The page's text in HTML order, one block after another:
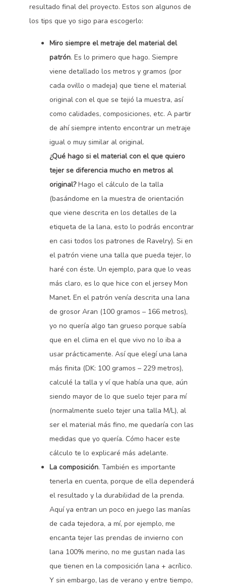
resultado final del proyecto. Estos son algunos de
los tips que yo sigo para escogerlo:
Miro siempre el metraje del material del
patrón. Es lo primero que hago. Siempre
viene detallado los metros y gramos (por
cada ovillo o madeja) que tiene el material
original con el que se tejió la muestra, así
como calidades, composiciones, etc. A partir
de ahí siempre intento encontrar un metraje
igual o muy similar al original.
¿Qué hago si el material con el que quiero
tejer se diferencia mucho en metros al
original?Hago el cálculo de la talla
(basándome en la muestra de orientación
que viene descrita en los detalles de la
etiqueta de la lana, esto lo podrás encontrar
en casi todos los patrones de Ravelry). Si en
el patrón viene una talla que pueda tejer, lo
haré con éste. Un ejemplo, para que lo veas
más claro, es lo que hice con el jersey Mon
Manet. En el patrón venía descrita una lana
de grosor Aran (100 gramos – 166 metros),
yo no quería algo tan grueso porque sabía
que en el clima en el que vivo no lo iba a
usar prácticamente. Así que elegí una lana
más finita (DK: 100 gramos – 229 metros),
calculé la talla y ví que había una que, aún
siendo mayor de lo que suelo tejer para mí
(normalmente suelo tejer una talla M/L), al
ser el material más fino, me quedaría con las
medidas que yo quería. Cómo hacer este
cálculo te lo explicaré más adelante.
La composición. También es importante
tenerla en cuenta, porque de ella dependerá
el resultado y la durabilidad de la prenda.
Aquí ya entran un poco en juego las manías
de cada tejedora, a mí, por ejemplo, me
encanta tejer las prendas de invierno con
lana 100% merino, no me gustan nada las
que tienen en la composición lana + acrílico.
Y sin embargo, las de verano y entre tiempo,